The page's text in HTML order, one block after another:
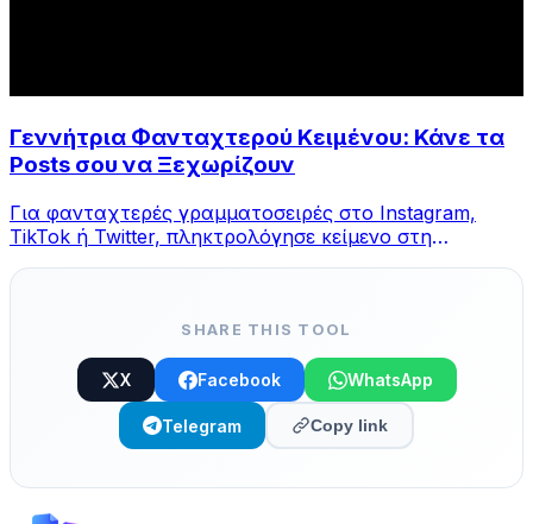
Γεννήτρια Φανταχτερού Κειμένου: Κάνε τα
Posts σου να Ξεχωρίζουν
Για φανταχτερές γραμματοσειρές στο Instagram,
TikTok ή Twitter, πληκτρολόγησε κείμενο στη
SHARE THIS TOOL
X Facebook WhatsApp
Telegram Copy link